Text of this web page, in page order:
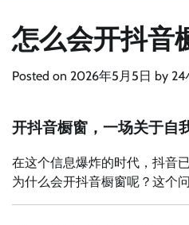
怎么会开抖音
Posted on 2026年5月5日 by 24
开抖音橱窗，一场关于自
在这个信息爆炸的时代，抖音
为什么会开抖音橱窗呢？这个